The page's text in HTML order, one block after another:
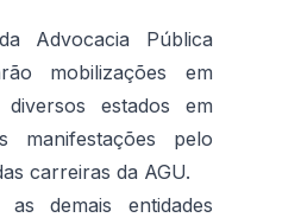
Advocacia Pública
mobilizações em
estados em
manifestações pelo
carreiras da AGU.
demais entidades